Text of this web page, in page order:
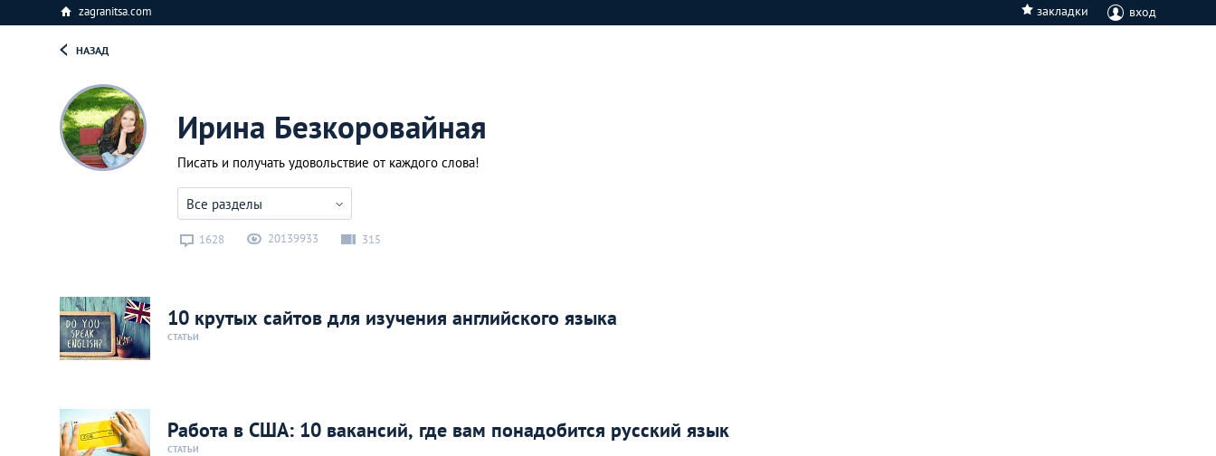
zagranitsa.com закладки вход
НАЗАД
Ирина Безкоровайная
Писать и получать удовольствие от каждого слова!
Все разделы
1628 20139933 315
10 крутых сайтов для изучения английского языка
СТАТЬИ
Работа в США: 10 вакансий, где вам понадобится русский язык
СТАТЬИ